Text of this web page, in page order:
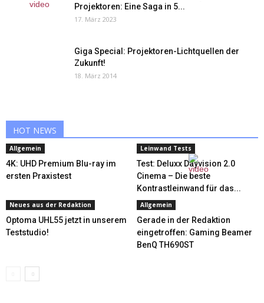
Projektoren: Eine Saga in 5...
17. März 2023
Giga Special: Projektoren-Lichtquellen der
Zukunft!
18. März 2014
HOT NEWS
Allgemein
4K: UHD Premium Blu-ray im
ersten Praxistest
Leinwand Tests
Test: Deluxx Dayvision 2.0
Cinema – Die beste
Kontrastleinwand für das...
Neues aus der Redaktion
Optoma UHL55 jetzt in unserem
Teststudio!
Allgemein
Gerade in der Redaktion
eingetroffen: Gaming Beamer
BenQ TH690ST